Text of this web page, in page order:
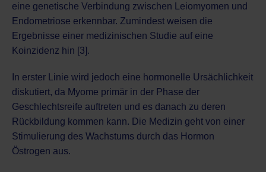
eine genetische Verbindung zwischen Leiomyomen und
Endometriose erkennbar. Zumindest weisen die
Ergebnisse einer medizinischen Studie auf eine
Koinzidenz hin [3].
In erster Linie wird jedoch eine hormonelle Ursächlichkeit
diskutiert, da Myome primär in der Phase der
Geschlechtsreife auftreten und es danach zu deren
Rückbildung kommen kann. Die Medizin geht von einer
Stimulierung des Wachstums durch das Hormon
Östrogen aus.